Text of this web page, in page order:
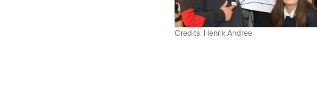
Credits: Henrik Andree